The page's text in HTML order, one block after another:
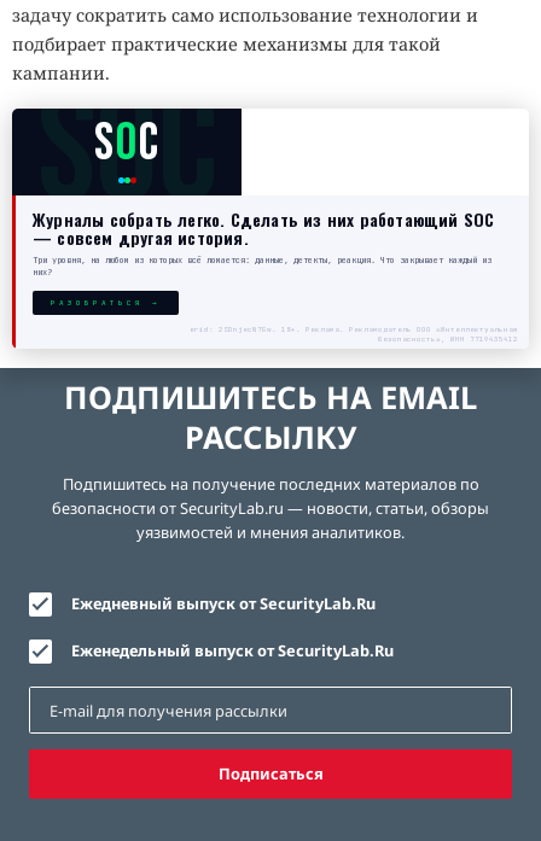
задачу сократить само использование технологии и
подбирает практические механизмы для такой
кампании.
SOC
SOC
Журналы собрать легко. Сделать из них работающий SOC
— совсем другая история.
Три уровня, на любом из которых всё ломается: данные, детекты, реакция. Что закрывает каждый из
них?
РАЗОБРАТЬСЯ →
erid: 2SDnjecN7Gw. 18+. Реклама. Рекламодатель ООО «Интеллектуальная
безопасность», ИНН 7719435412
ПОДПИШИТЕСЬ НА EMAIL
РАССЫЛКУ
Подпишитесь на получение последних материалов по
безопасности от SecurityLab.ru — новости, статьи, обзоры
уязвимостей и мнения аналитиков.
Ежедневный выпуск от SecurityLab.Ru
Еженедельный выпуск от SecurityLab.Ru
Подписаться